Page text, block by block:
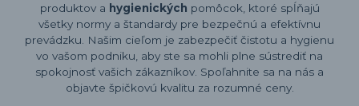
produktov a hygienických pomôcok, ktoré spĺňajú
všetky normy a štandardy pre bezpečnú a efektívnu
prevádzku. Našim cieľom je zabezpečiť čistotu a hygienu
vo vašom podniku, aby ste sa mohli plne sústrediť na
spokojnosť vašich zákazníkov. Spoľahnite sa na nás a
objavte špičkovú kvalitu za rozumné ceny.